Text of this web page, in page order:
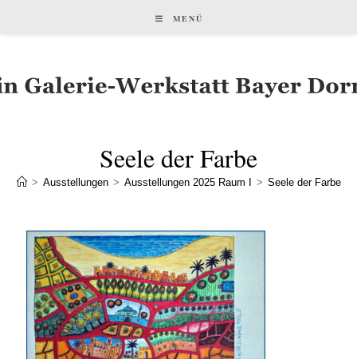
MENÜ
Seele der Farbe
> Ausstellungen > Ausstellungen 2025 Raum I > Seele der Farbe